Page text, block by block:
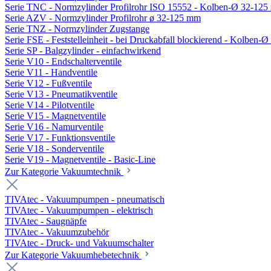
Serie TNC - Normzylinder Profilrohr ISO 15552 - Kolben-Ø 32-125
Serie AZV - Normzylinder Profilrohr ø 32-125 mm
Serie TNZ - Normzylinder Zugstange
Serie FSE - Feststelleinheit - bei Druckabfall blockierend - Kolben-Ø
Serie SP - Balgzylinder - einfachwirkend
Serie V10 - Endschalterventile
Serie V11 - Handventile
Serie V12 - Fußventile
Serie V13 - Pneumatikventile
Serie V14 - Pilotventile
Serie V15 - Magnetventile
Serie V16 - Namurventile
Serie V17 - Funktionsventile
Serie V18 - Sonderventile
Serie V19 - Magnetventile - Basic-Line
Zur Kategorie Vakuumtechnik
TIVAtec - Vakuumpumpen - pneumatisch
TIVAtec - Vakuumpumpen - elektrisch
TIVAtec - Saugnäpfe
TIVAtec - Vakuumzubehör
TIVAtec - Druck- und Vakuumschalter
Zur Kategorie Vakuumhebetechnik